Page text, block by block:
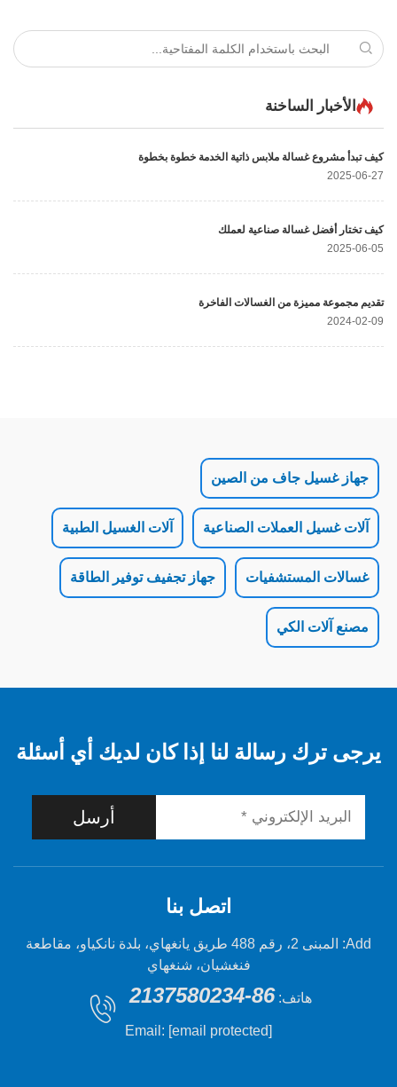
الساخنة
ملابس ذاتية الخدمة خطوة بخطوة
صناعية لعملك
من الغسالات الفاخرة
جاف من الصين
العملات الصناعية آلات الغسيل الطبية
جهاز تجفيف توفير الطاقة
الكي
رسالة لنا إذا كان لديك أي أسئلة
Add: المبنى 2، رقم 488 طريق يانغهاي، بلدة نانكياو، مقاطعة
فنغشيان، شنغهاي
Email:[email protected]